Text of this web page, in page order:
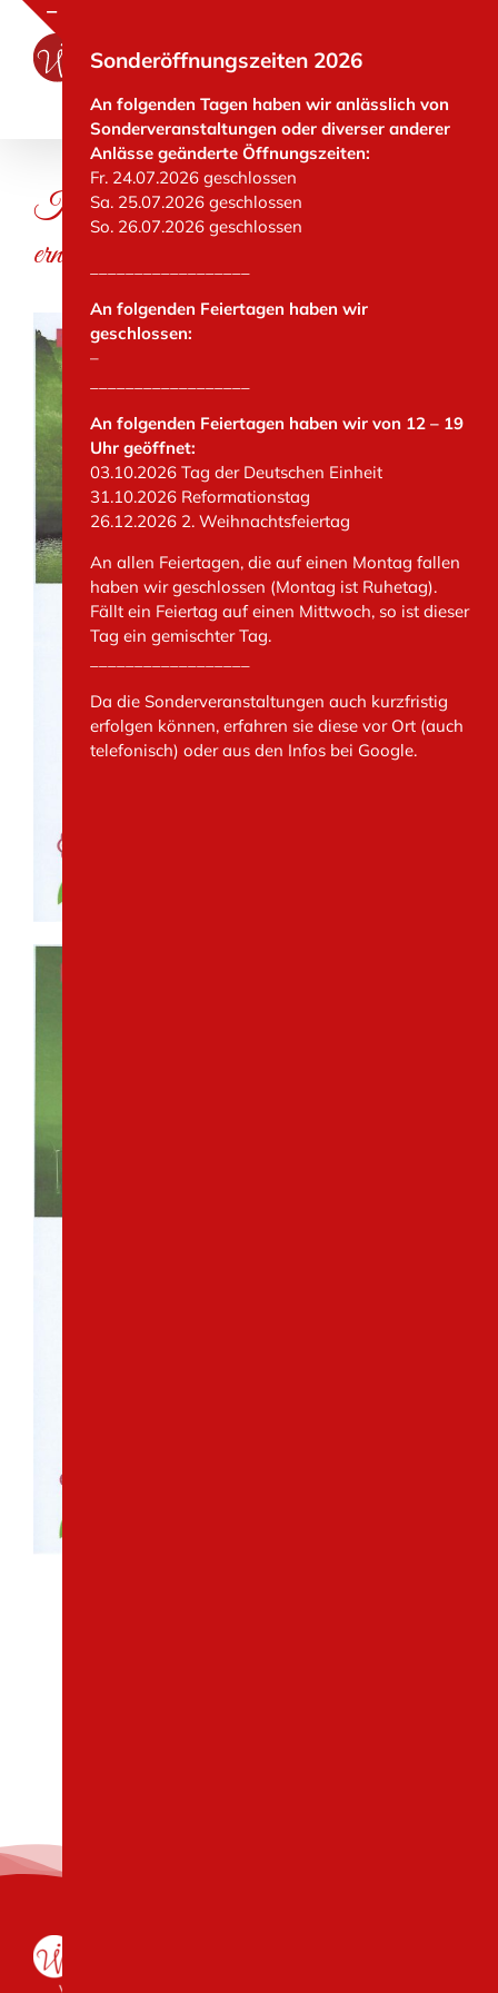
Zum
Inhalt
springen
Klimaneutrales Erdgas & Strom aus
erneuerbaren Energien
Toggle
Sliding
Area
Sonderöffnungszeiten 2026
An folgenden Tagen haben wir anlässlich von
Sonderveranstaltungen oder diverser anderer
Anlässe geänderte Öffnungszeiten:
Fr. 24.07.2026 geschlossen
Sa. 25.07.2026 geschlossen
So. 26.07.2026 geschlossen
An folgenden Feiertagen haben wir
geschlossen:
–
An folgenden Feiertagen haben wir von 12 – 19
Uhr geöffnet:
03.10.2026 Tag der Deutschen Einheit
31.10.2026 Reformationstag
26.12.2026 2. Weihnachtsfeiertag
An allen Feiertagen, die auf einen Montag fallen
haben wir geschlossen (Montag ist Ruhetag).
Fällt ein Feiertag auf einen Mittwoch, so ist dieser
Tag ein gemischter Tag.
Da die Sonderveranstaltungen auch kurzfristig
erfolgen können, erfahren sie diese vor Ort (auch
telefonisch) oder aus den Infos bei Google.